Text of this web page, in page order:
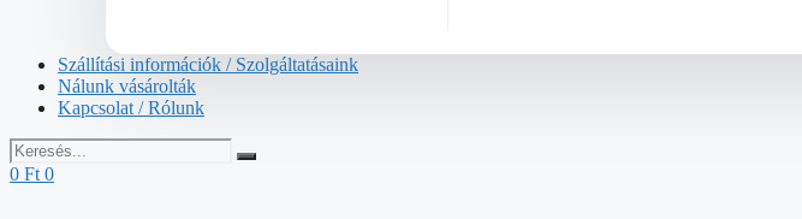
Szállítási információk / Szolgáltatásaink
Nálunk vásárolták
Kapcsolat / Rólunk
0 Ft 0